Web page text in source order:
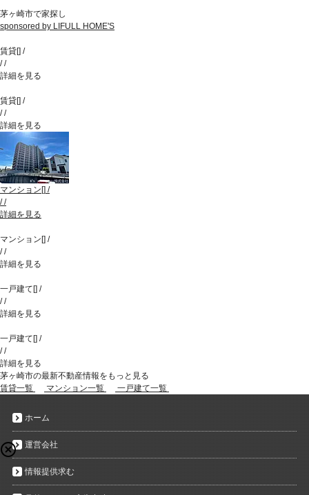
茅ヶ崎市で家探し
sponsored by LIFULL HOME'S
賃貸[] /
//
詳細を見る
賃貸[] /
//
詳細を見る
マンション [] /
//
詳細を見る
マンション [] /
//
詳細を見る
一戸建て [] /
//
詳細を見る
一戸建て [] /
//
詳細を見る
茅ヶ崎市の最新不動産情報をもっと見る
賃貸一覧
マンション一覧 一戸建て一覧
ホーム
運営会社
情報提供求む